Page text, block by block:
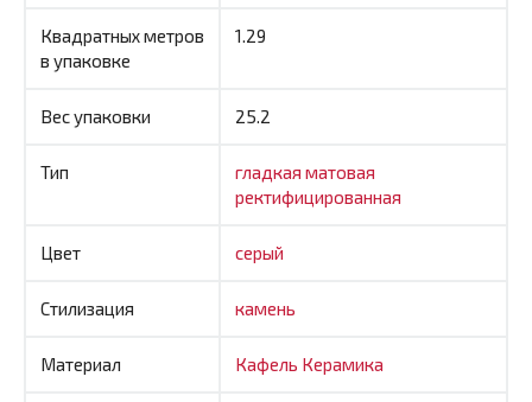
Квадратных метров
в упаковке
1.29
Вес упаковки 25.2
Тип гладкая матовая
ректифицированная
Цвет серый
Стилизация камень
Материал Кафель Керамика